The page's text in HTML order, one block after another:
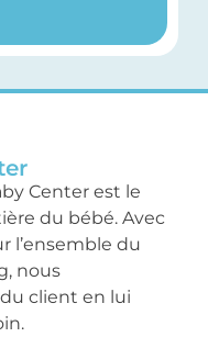
Center est le
du bébé. Avec
l’ensemble du
nous
client en lui